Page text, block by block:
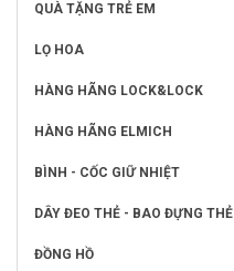
QUÀ TẶNG TRẺ EM
LỌ HOA
HÀNG HÃNG LOCK&LOCK
HÀNG HÃNG ELMICH
BÌNH - CỐC GIỮ NHIỆT
DÂY ĐEO THẺ - BAO ĐỰNG THẺ
ĐỒNG HỒ